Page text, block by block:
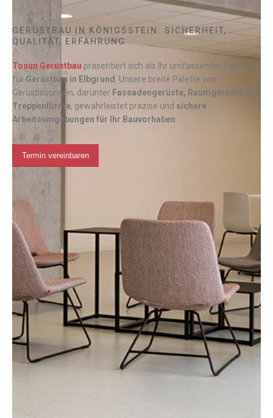
GERÜSTBAU IN KÖNIGSSTEIN: SICHERHEIT,
QUALITÄT, ERFAHRUNG
Tosun Gerüstbau präsentiert sich als Ihr umfassender Partner
für Gerüstbau in Elbgrund
. Unsere breite Palette von
Gerüstlösungen, darunter Fassadengerüste, Raumgerüste und
Treppentürme, gewährleistet präzise und sichere
Arbeitsumgebungen für Ihr Bauvorhaben
Termin vereinbaren